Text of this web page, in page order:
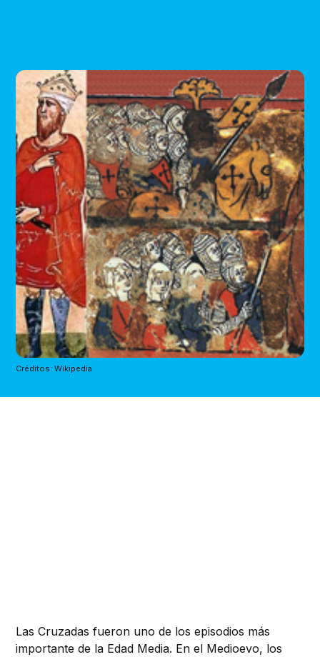
Créditos: Wikipedia
Las Cruzadas fueron uno de los episodios más
importante de la Edad Media. En el Medioevo, los